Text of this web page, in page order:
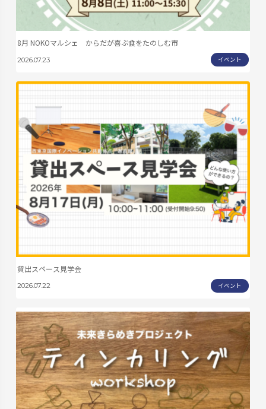
8月 NOKOマルシェ からだが喜ぶ食をたのしむ市
2026.07.23 イベント
貸出スペース見学会
2026.07.22 イベント